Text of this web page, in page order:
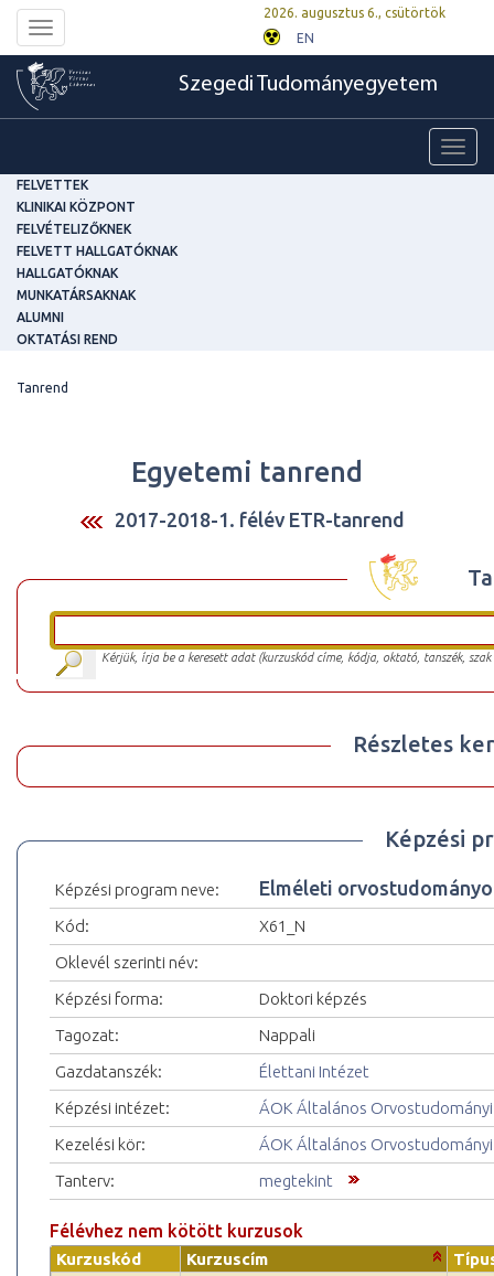
Toggle
navigation
2026. augusztus 6., csütörtök
EN
Szegedi Tudományegyetem
FELVETTEK
KLINIKAI KÖZPONT
FELVÉTELIZŐKNEK
FELVETT HALLGATÓKNAK
HALLGATÓKNAK
MUNKATÁRSAKNAK
ALUMNI
OKTATÁSI REND
Tanrend
Egyetemi tanrend
2017-2018-1. félév ETR-tanrend
Kérjük, írja be a keresett adat (kurzuskód címe, kódja, oktató, tanszék,
Részletes
Képzési
Képzési program neve: Elméleti
Kód:
X61_N
Oklevél szerinti név:
Képzési forma:
Doktori képzés
Tagozat:
Nappali
Gazdatanszék:
Élettani Intézet
Képzési intézet:
ÁOK Általános Orvostudományi
Kezelési kör:
ÁOK Általános Orvostudományi
Tanterv:
megtekint
Félévhez nem kötött kurzusok
Kurzuskód Kurzuscím